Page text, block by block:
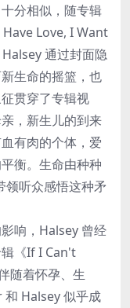
分相似，随专辑
Have Love, I Want
通过封面隐
生命的摇篮，也
贯穿了专辑视
，新生儿的到来
有肉的个体，爱
衡。生命由种种
领听众感悟这种矛
响，Halsey 曾经
《If I Can't
随着怀孕、生
和 Halsey 似乎成